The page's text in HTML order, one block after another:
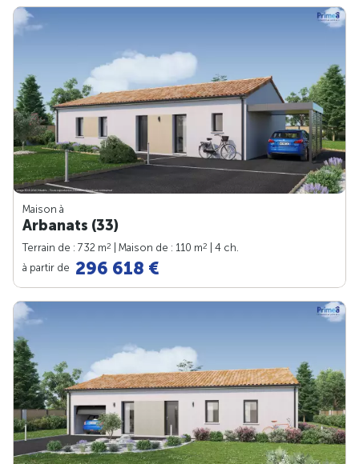
Maison à
Arbanats (33)
Terrain de : 732 m2 | Maison de : 110 m2
| 4 ch.
à partir de 296 618 €